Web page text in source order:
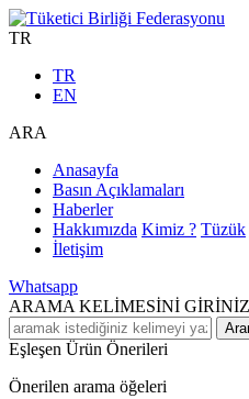
TR
TR
EN
ARA
Anasayfa
Basın Açıklamaları
Haberler
Hakkımızda Kimiz ? Tüzük
İletişim
Whatsapp
ARAMA KELİMESİNİ GİRİNİZ
Eşleşen Ürün Önerileri
Önerilen arama öğeleri